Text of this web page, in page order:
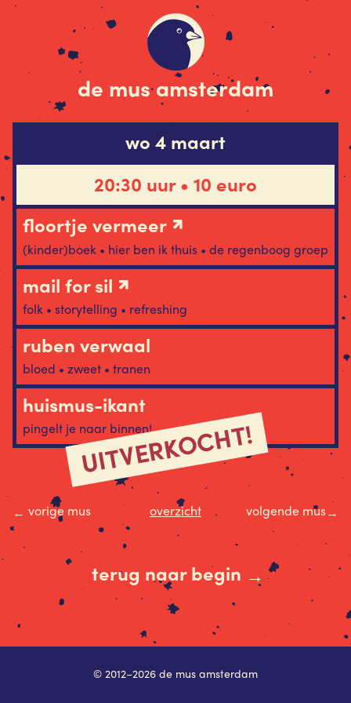
de mus amsterdam
wo 4 maart
20:30 uur • 10 euro
floortje vermeer
(kinder)boek • hier ben ik thuis • de regenboog groep
mail for sil
folk • storytelling • refreshing
ruben verwaal
bloed • zweet • tranen
huismus-ikant
pingelt je naar binnen!
UITVERKOCHT!
← vorige mus overzicht volgende mus→
terug naar begin →
© 2012–2026 de mus amsterdam